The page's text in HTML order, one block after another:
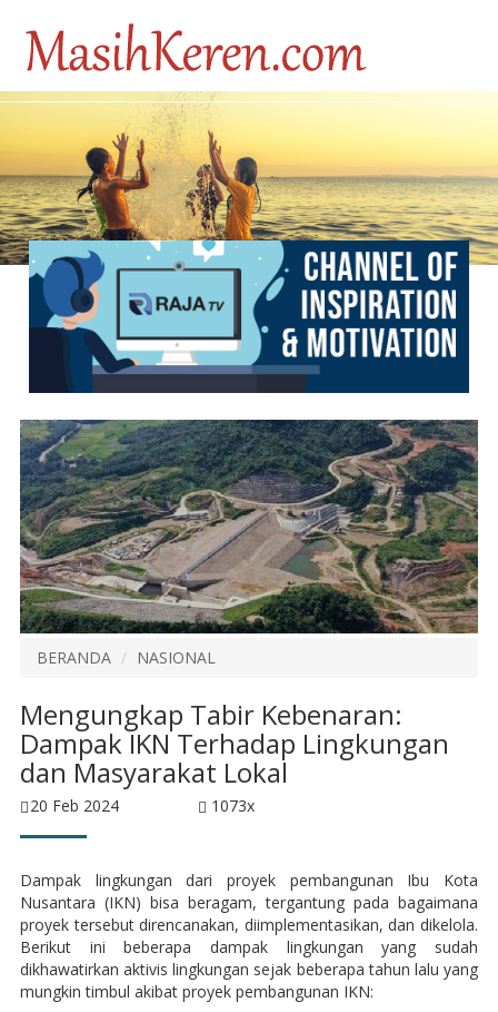
BERANDA NASIONAL
Mengungkap Tabir Kebenaran:
Dampak IKN Terhadap Lingkungan
dan Masyarakat Lokal
20 Feb 2024 1073x
Dampak lingkungan dari proyek pembangunan Ibu Kota
Nusantara (IKN) bisa beragam, tergantung pada bagaimana
proyek tersebut direncanakan, diimplementasikan, dan dikelola.
Berikut ini beberapa dampak lingkungan yang sudah
dikhawatirkan aktivis lingkungan sejak beberapa tahun lalu yang
mungkin timbul akibat proyek pembangunan IKN: